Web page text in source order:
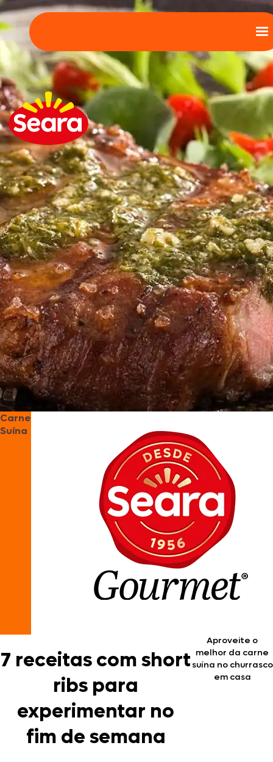
Carne
Suína
7 receitas com short
ribs para
experimentar no
fim de semana
Aproveite o
melhor da carne
suína no churrasco
em casa